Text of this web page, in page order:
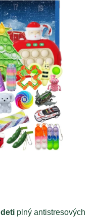
plný antistresových